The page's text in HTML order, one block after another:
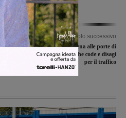
Articolo successivo
Tamponamento a catena alle porte di
San Giovanni: lunghe code e disagi
per il traffico